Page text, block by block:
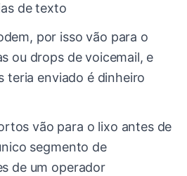
de texto
por isso vão para o
ou drops de voicemail, e
teria enviado é dinheiro
vão para o lixo antes de
segmento de
de um operador